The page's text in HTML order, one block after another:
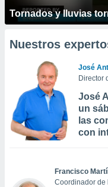
Tornados y lluvias
Nuestros
José
Director
José
un
las
con
Francisco
Coordinador de